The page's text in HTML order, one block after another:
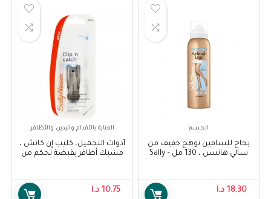
الجسم
بخاخ للساقين توهج خفيف من
سالي هانسن ، 130 مل – Sally
18.30 د.ا
العناية بالأقدام واليدين والأظافر
أدوات التجميل، كليب إن كاتش ،
مشبك أظافر بقبضة تحكم من
Control Grip Nail Clip
W/Catcher
10.75 د.ا